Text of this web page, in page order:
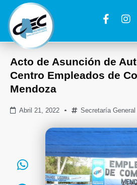
Acto de Asunción de
Centro Empleados de
Mendoza
Abril 21, 2022 Secretaría General